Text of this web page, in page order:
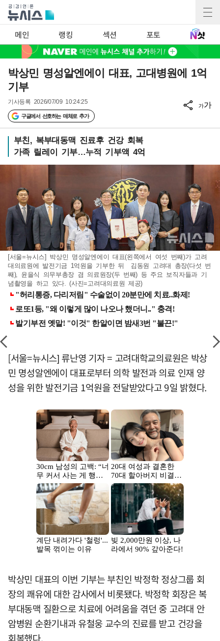
메인 랭킹 섹션 포토
박상민 명성알엔에이 대표, 고대병원에 1억
기부
기사등록 2026/07/09 10:24:25
구글에서 선호하는 매체로 추가
가가
부친, 복부대동맥 진료후 건강 회복
가족 릴레이 기부…누적 기부액 4억
[서울=뉴시스] 박상민 명성알엔에이 대표(왼쪽에서 여섯 번째)가 고려
대의료원에 발전기금 1억원을 기부한 뒤 김동원 고려대 총장(다섯 번
째), 윤을식 의무부총장 겸 의료원장(두 번째) 등 주요 보직자들과 기
념촬영을 하고 있다. (사진=고려대의료원 제공)
[서울=뉴시스] 류난영 기자 = 고려대학교의료원은 박상
민 명성알엔에이 대표로부터 의학 발전과 의료 인재 양
성을 위한 발전기금 1억원을 전달받았다고 9일 밝혔다.
박상민 대표의 이번 기부는 부친인 박정학 정상그룹 회
장의 쾌유에 대한 감사에서 비롯됐다. 박정학 회장은 복
부대동맥 질환으로 치료에 어려움을 겪던 중 고려대 안
암병원 순환기내과 유철웅 교수의 진료를 받고 건강을